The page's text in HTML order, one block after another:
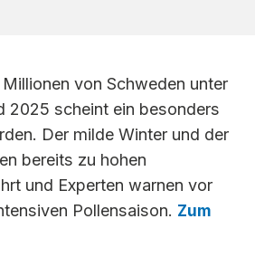
von Schweden unter
2025 scheint ein besonders
Der milde Winter und der
bereits zu hohen
und Experten warnen vor
Pollensaison. Zum